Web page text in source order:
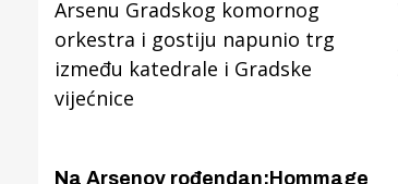
Na Arsenov rođendan:Hommage